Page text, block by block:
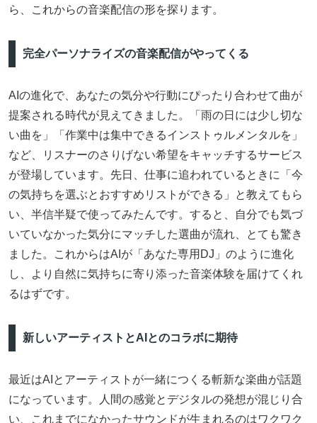
ら、これからの音楽配信の形を探ります。
完全パーソナライズの音楽配信がやってくる
AIの進化で、あなたの気分や行動にぴったり合わせて曲が
提案される時代が見えてきました。「雨の日には少し切な
い曲を」「作業中は集中できるインストゥルメンタルを」
など、リスナーのさりげない希望をキャッチするサービス
が登場しています。先日、仕事に追われているときに「今
の気持ちを選ぶとおすすめリストができる」と教えてもら
い、半信半疑で使ってみたんです。すると、自分でも気づ
いていなかった気分にマッチした選曲が流れ、とても驚き
ました。これからはAIが「あなた専用DJ」のように進化
し、より自然に気持ちに寄り添った音楽体験を届けてくれ
るはずです。
新しいアーティストとAIとのコラボに期待
最近はAIとアーティストが一緒につくる斬新な楽曲が話題
になっています。人間の感覚とデジタルの発想が混じり合
い、これまでになかったサウンドが生まれるのはワクワク